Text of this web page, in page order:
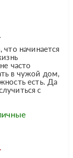
начинается
часто
в чужой дом,
есть. Да
с